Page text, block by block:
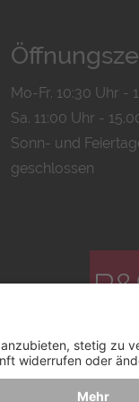
Mo-Fr. 10:30 Uhr -
Sa. 11:00 Uhr -
Sonn- und
geschlossen
Bachmann & Scher